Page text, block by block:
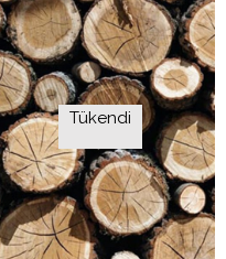
Tükendi